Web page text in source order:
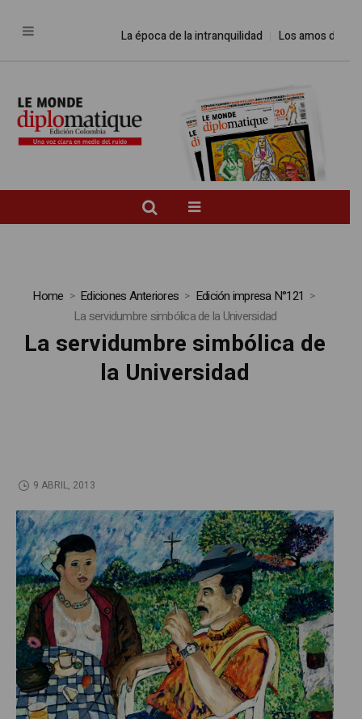
La época de la intranquilidad Los amos del mundo
Home Ediciones Anteriores
Edición impresa N°121
La servidumbre simbólica de la Universidad
La servidumbre simbólica de
la Universidad
9 ABRIL, 2013